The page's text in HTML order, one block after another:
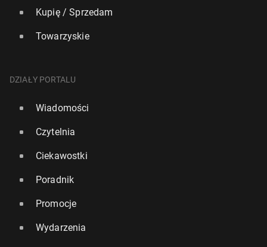
Kupię / Sprzedam
Towarzyskie
DZIAŁY PORTALU
Wiadomości
Czytelnia
Ciekawostki
Poradnik
Promocje
Wydarzenia